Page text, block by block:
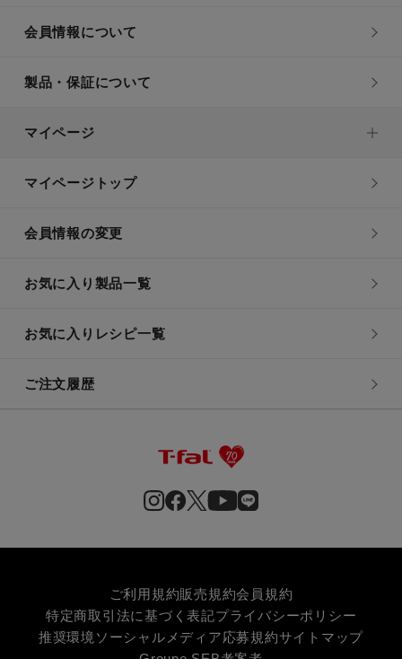
会員情報について
製品・保証について
マイページ
マイページトップ
会員情報の変更
お気に入り製品一覧
お気に入りレシピ一覧
ご注文履歴
ご利用規約販売規約会員規約
特定商取引法に基づく表記プライバシーポリシー
推奨環境 ソーシャルメディア応募規約サイトマップ